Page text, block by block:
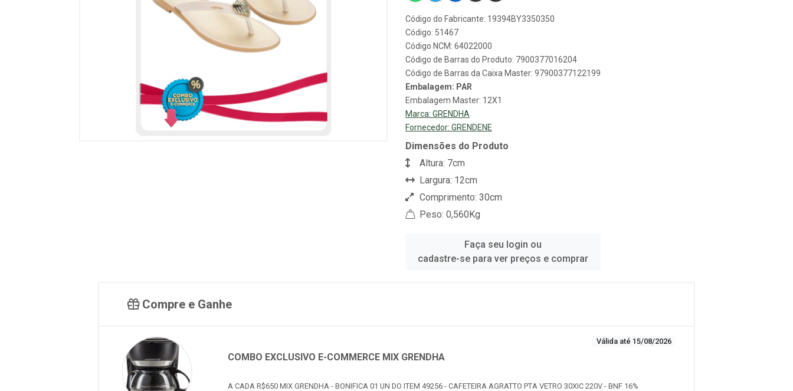
Código do Fabricante: 19394BY3350350
Código: 51467
Código NCM: 64022000
Código de Barras do Produto: 7900377016204
Código de Barras da Caixa Master: 97900377122199
Embalagem: PAR
Embalagem Master: 12X1
Marca: GRENDHA
Fornecedor: GRENDENE
Dimensões do Produto
Altura: 7cm
Largura: 12cm
Comprimento: 30cm
Peso: 0,560Kg
Faça seu login ou
cadastre-se para ver preços e comprar
Compre e Ganhe
Válida até 15/08/2026
COMBO EXCLUSIVO E-COMMERCE MIX GRENDHA
A CADA R$650 MIX GRENDHA - BONIFICA 01 UN DO ITEM 49256 - CAFETEIRA AGRATTO PTA VETRO 30XIC 220V - BNF 16%